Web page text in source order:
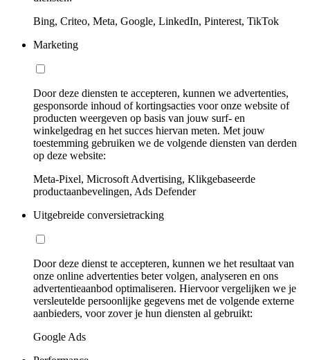
Bing, Criteo, Meta, Google, LinkedIn, Pinterest, TikTok
Marketing
Door deze diensten te accepteren, kunnen we advertenties,
gesponsorde inhoud of kortingsacties voor onze website of
producten weergeven op basis van jouw surf- en
winkelgedrag en het succes hiervan meten. Met jouw
toestemming gebruiken we de volgende diensten van derden
op deze website:
Meta-Pixel, Microsoft Advertising, Klikgebaseerde
productaanbevelingen, Ads Defender
Uitgebreide conversietracking
Door deze dienst te accepteren, kunnen we het resultaat van
onze online advertenties beter volgen, analyseren en ons
advertentieaanbod optimaliseren. Hiervoor vergelijken we je
versleutelde persoonlijke gegevens met de volgende externe
aanbieders, voor zover je hun diensten al gebruikt:
Google Ads